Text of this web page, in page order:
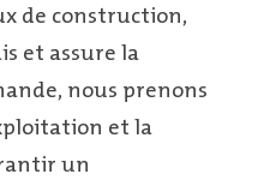
de construction,
et assure la
nous prenons
et la
un